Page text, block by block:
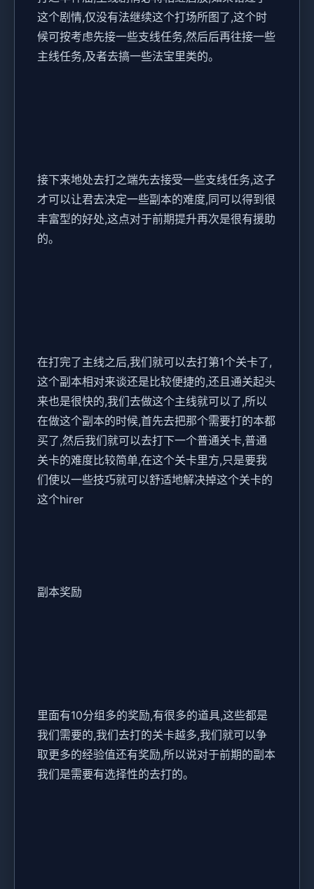
这个剧情,仅没有法继续这个打场所图了,这个时
候可按考虑先接一些支线任务,然后后再往接一些
主线任务,及者去搞一些法宝里类的。
接下来地处去打之端先去接受一些支线任务,这子
才可以让君去决定一些副本的难度,同可以得到很
丰富型的好处,这点对于前期提升再次是很有援助
的。
在打完了主线之后,我们就可以去打第1个关卡了,
这个副本相对来谈还是比较便捷的,还且通关起头
来也是很快的,我们去做这个主线就可以了,所以
在做这个副本的时候,首先去把那个需要打的本都
买了,然后我们就可以去打下一个普通关卡,普通
关卡的难度比较简单,在这个关卡里方,只是要我
们使以一些技巧就可以舒适地解决掉这个关卡的
这个hirer
副本奖励
里面有10分组多的奖励,有很多的道具,这些都是
我们需要的,我们去打的关卡越多,我们就可以争
取更多的经验值还有奖励,所以说对于前期的副本
我们是需要有选择性的去打的。